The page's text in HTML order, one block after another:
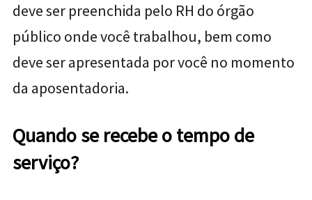
deve ser preenchida pelo RH do órgão
público onde você trabalhou, bem como
deve ser apresentada por você no momento
da aposentadoria.
Quando se recebe o tempo de
serviço?